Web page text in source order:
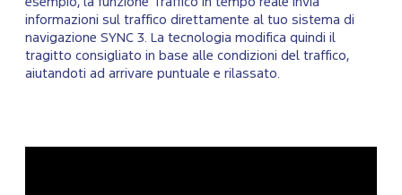
esempio, la funzione Traffico in tempo reale invia
informazioni sul traffico direttamente al tuo sistema di
navigazione SYNC 3. La tecnologia modifica quindi il
tragitto consigliato in base alle condizioni del traffico,
aiutandoti ad arrivare puntuale e rilassato.